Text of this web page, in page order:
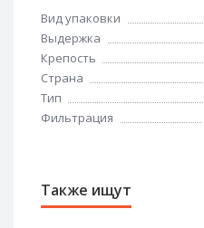
Вид упаковки
Выдержка
Крепость
Страна
Тип
Фильтрация
Также ищут